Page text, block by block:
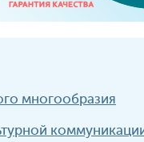
многообразия